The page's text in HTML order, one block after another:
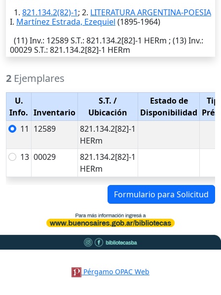
1. 821.134.2(82)-1; 2. LITERATURA ARGENTINA-POESIA
I. Martínez Estrada, Ezequiel (1895-1964)
(11)Inv.: 12589S.T.: 821.134.2[82]-1 HERm ; (13)Inv.:
00029S.T.: 821.134.2[82]-1 HERm
2 Ejemplares
U.
Info. Inventario
S.T. /
Ubicación
Estado de
Disponibilidad
11 12589
821.134.2[82]-1
HERm
13 00029
821.134.2[82]-1
HERm
Formulario para Solicitud
Pérgamo OPAC Web